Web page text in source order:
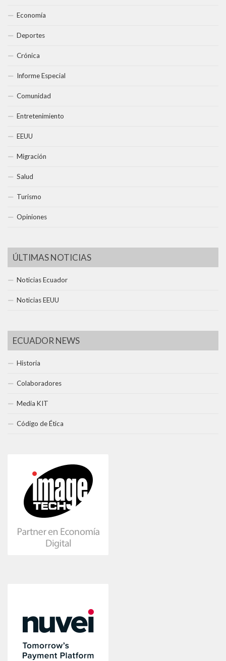
Economía
Deportes
Crónica
Informe Especial
Comunidad
Entretenimiento
EEUU
Migración
Salud
Turismo
Opiniones
ÚLTIMAS NOTICIAS
Noticias Ecuador
Noticias EEUU
ECUADOR NEWS
Historia
Colaboradores
Media KIT
Código de Ética